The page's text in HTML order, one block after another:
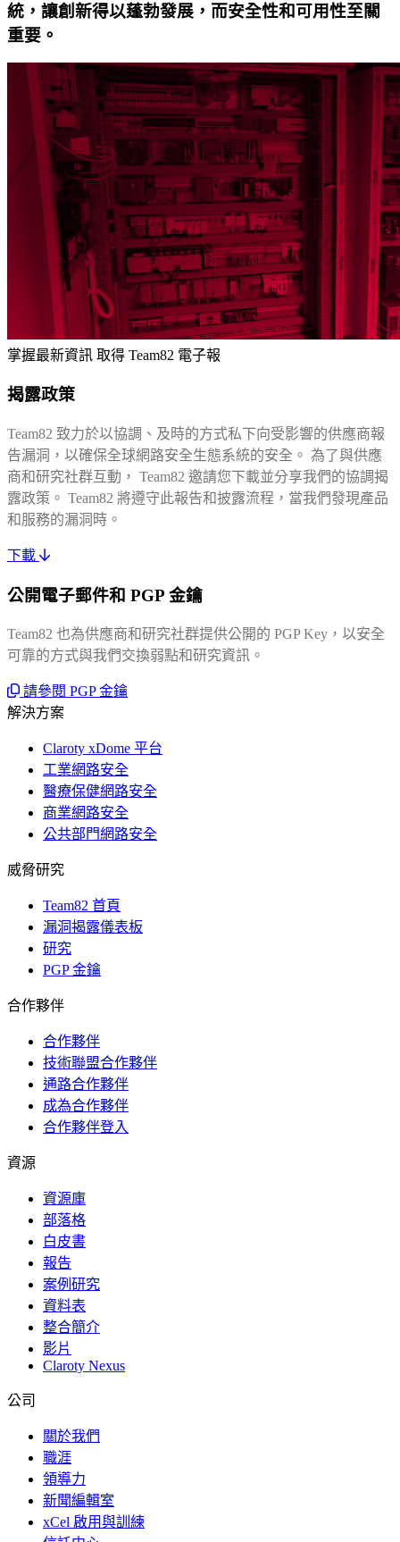
統，讓創新得以蓬勃發展，而安全性和可用性至關
重要。
掌握最新資訊 取得 Team82 電子報
揭露政策
Team82 致力於以協調、及時的方式私下向受影響的供應商報
告漏洞，以確保全球網路安全生態系統的安全。 為了與供應
商和研究社群互動， Team82 邀請您下載並分享我們的協調揭
露政策。 Team82 將遵守此報告和披露流程，當我們發現產品
和服務的漏洞時。
下載
公開電子郵件和 PGP 金鑰
Team82 也為供應商和研究社群提供公開的 PGP Key，以安全
可靠的方式與我們交換弱點和研究資訊。
請參閱 PGP 金鑰
解決方案
Claroty xDome 平台
工業網路安全
醫療保健網路安全
商業網路安全
公共部門網路安全
威脅研究
Team82 首頁
漏洞揭露儀表板
研究
PGP 金鑰
合作夥伴
合作夥伴
技術聯盟合作夥伴
通路合作夥伴
成為合作夥伴
合作夥伴登入
資源
資源庫
部落格
白皮書
報告
案例研究
資料表
整合簡介
影片
Claroty Nexus
公司
關於我們
職涯
領導力
新聞編輯室
xCel 啟用與訓練